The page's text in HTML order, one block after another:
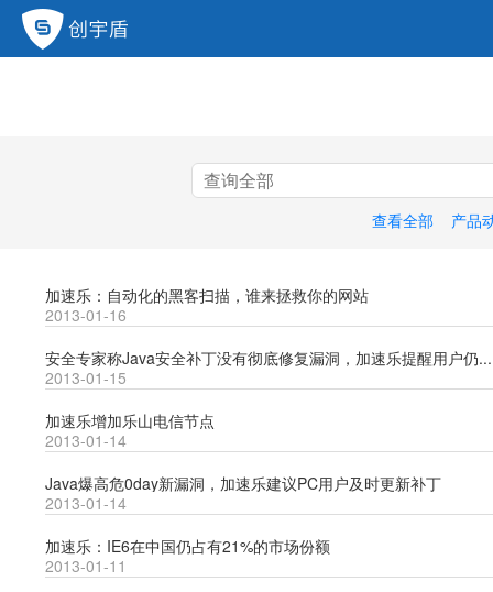
查看全部 产品
加速乐：自动化的黑客扫描，谁来拯救你的网站
2013-01-16
安全专家称Java安全补丁没有彻底修复漏洞，加速乐提醒用户仍...
2013-01-15
加速乐增加乐山电信节点
2013-01-14
Java爆高危0day新漏洞，加速乐建议PC用户及时更新补丁
2013-01-14
加速乐：IE6在中国仍占有21%的市场份额
2013-01-11